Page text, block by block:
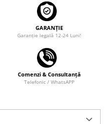
GARANȚIE
Garanţie legală 12-24 Luni!
Comenzi & Consultanță
Telefonic / WhatsAPP